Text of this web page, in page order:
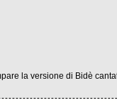
la versione di Bidè